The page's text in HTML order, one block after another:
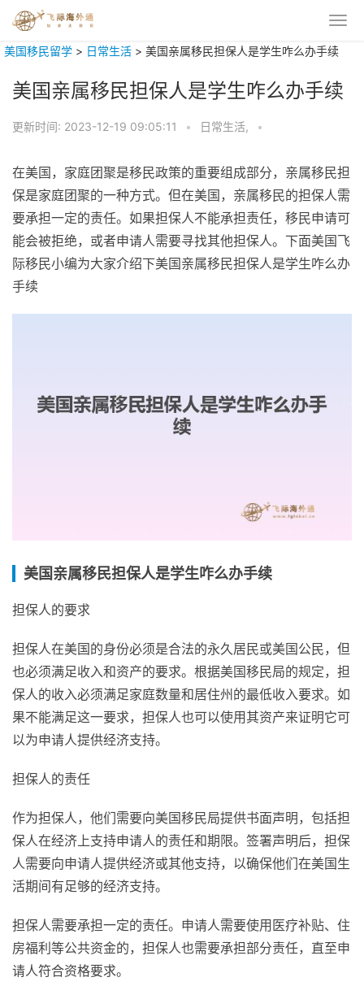
美国移民留学 > 日常生活 > 美国亲属移民担保人是学生咋么办手续
美国亲属移民担保人是学生咋么办手续
更新时间: 2023-12-19 09:05:11 • 日常生活, •
在美国，家庭团聚是移民政策的重要组成部分，亲属移民担
保是家庭团聚的一种方式。但在美国，亲属移民的担保人需
要承担一定的责任。如果担保人不能承担责任，移民申请可
能会被拒绝，或者申请人需要寻找其他担保人。下面美国飞
际移民小编为大家介绍下美国亲属移民担保人是学生咋么办
手续
美国亲属移民担保人是学生咋么办手续
担保人的要求
担保人在美国的身份必须是合法的永久居民或美国公民，但
也必须满足收入和资产的要求。根据美国移民局的规定，担
保人的收入必须满足家庭数量和居住州的最低收入要求。如
果不能满足这一要求，担保人也可以使用其资产来证明它可
以为申请人提供经济支持。
担保人的责任
作为担保人，他们需要向美国移民局提供书面声明，包括担
保人在经济上支持申请人的责任和期限。签署声明后，担保
人需要向申请人提供经济或其他支持，以确保他们在美国生
活期间有足够的经济支持。
担保人需要承担一定的责任。申请人需要使用医疗补贴、住
房福利等公共资金的，担保人也需要承担部分责任，直至申
请人符合资格要求。